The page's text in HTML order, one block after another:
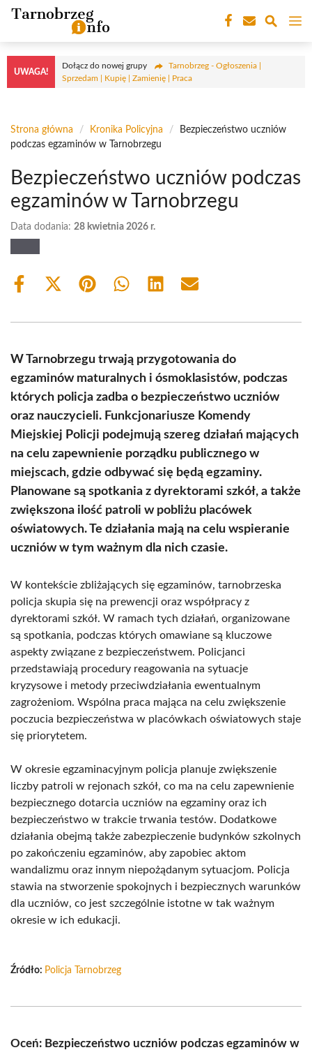
Przejdź
treści
UWAGA!
Dołącz do nowej grupy
Tarnobrzeg - Ogłoszenia |
Sprzedam | Kupię | Zamienię | Praca
Strona główna / Kronika Policyjna /
Bezpieczeństwo uczniów
podczas egzaminów w Tarnobrzegu
Bezpieczeństwo uczniów podczas
egzaminów w Tarnobrzegu
Data dodania: 28 kwietnia 2026 r.
Share
Share
(Twitter)
Share Share Share Share
W Tarnobrzegu trwają przygotowania do
egzaminów maturalnych i ósmoklasistów, podczas
których policja zadba o bezpieczeństwo uczniów
oraz nauczycieli. Funkcjonariusze Komendy
Miejskiej Policji podejmują szereg działań mających
na celu zapewnienie porządku publicznego w
miejscach, gdzie odbywać się będą egzaminy.
Planowane są spotkania z dyrektorami szkół, a także
zwiększona ilość patroli w pobliżu placówek
oświatowych. Te działania mają na celu wspieranie
uczniów w tym ważnym dla nich czasie.
W kontekście zbliżających się egzaminów, tarnobrzeska
policja skupia się na prewencji oraz współpracy z
dyrektorami szkół. W ramach tych działań, organizowane
są spotkania, podczas których omawiane są kluczowe
aspekty związane z bezpieczeństwem. Policjanci
przedstawiają procedury reagowania na sytuacje
kryzysowe i metody przeciwdziałania ewentualnym
zagrożeniom. Wspólna praca mająca na celu zwiększenie
poczucia bezpieczeństwa w placówkach oświatowych staje
się priorytetem.
W okresie egzaminacyjnym policja planuje zwiększenie
liczby patroli w rejonach szkół, co ma na celu zapewnienie
bezpiecznego dotarcia uczniów na egzaminy oraz ich
bezpieczeństwo w trakcie trwania testów. Dodatkowe
działania obejmą także zabezpieczenie budynków szkolnych
po zakończeniu egzaminów, aby zapobiec aktom
wandalizmu oraz innym niepożądanym sytuacjom. Policja
stawia na stworzenie spokojnych i bezpiecznych warunków
dla uczniów, co jest szczególnie istotne w tak ważnym
okresie w ich edukacji.
Źródło: Policja Tarnobrzeg
Oceń: Bezpieczeństwo uczniów podczas egzaminów w